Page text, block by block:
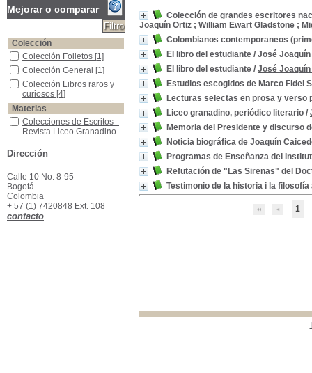
Colección de grandes escritores
Joaquín Ortiz ; William Ewart Gladstone ;
Colombianos contemporaneos
El libro del estudiante / José Joaquín
El libro del estudiante / José Joaquín
Estudios escogidos de Marco Fidel
Lecturas selectas en prosa y verso
Liceo granadino, periódico literario /
Memoria del Presidente y discurso
Noticia biográfica de Joaquín
Programas de Enseñanza del
Refutación de "Las Sirenas" del
Testimonio de la historia i la
1
Mejorar o comparar
Colección
Colección Folletos
Colección Folletos [1]
Colección General
Colección General [1]
Colección Libros raros y curiosos
Colección Libros raros y
curiosos [4]
Materias
Colecciones de Escritos--Revista Liceo Granadino
Colecciones de Escritos--
Revista Liceo Granadino
Colombia -Historia -Primera República,1810-1816
Colombia -Historia -
1816[1]
Cristianismo
Cristianismo
Educacion de niÑos
Educacion de niÑos
EticaEtica[1]
Dirección
Calle 10 No. 8-95
Bogotá
Colombia
+ 57 (1) 7420848 Ext. 108
contacto